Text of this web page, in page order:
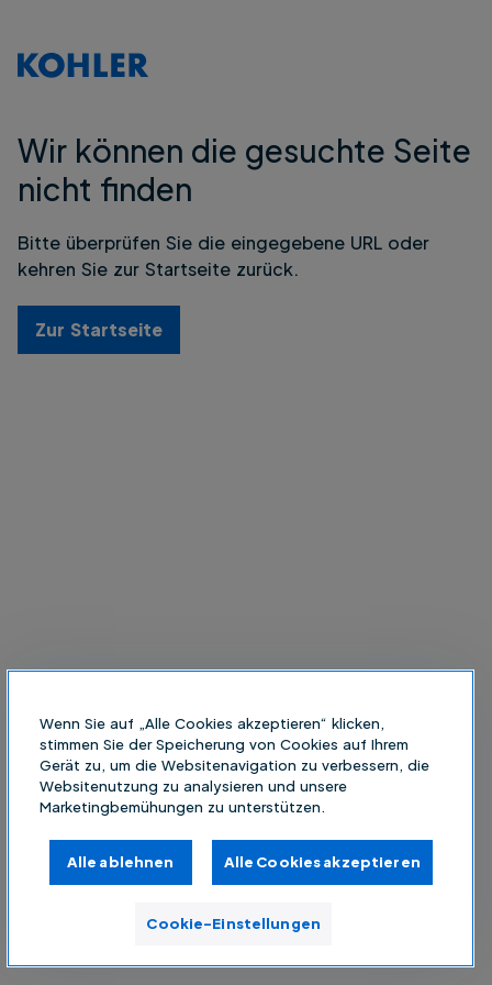
Wir können die gesuchte Seite
nicht finden
Bitte überprüfen Sie die eingegebene URL oder
kehren Sie zur Startseite zurück.
Zur Startseite
Wenn Sie auf „Alle Cookies akzeptieren“ klicken,
stimmen Sie der Speicherung von Cookies auf Ihrem
Gerät zu, um die Websitenavigation zu verbessern, die
Websitenutzung zu analysieren und unsere
Marketingbemühungen zu unterstützen.
Alle ablehnen Alle Cookies akzeptieren
Cookie-Einstellungen